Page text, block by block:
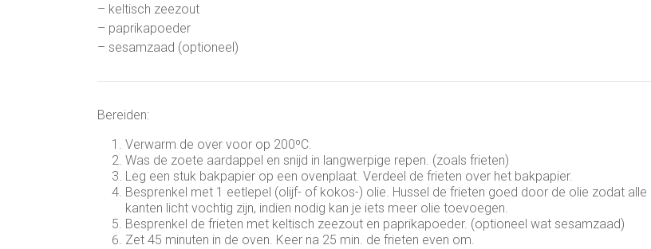
– keltisch zeezout
– paprikapoeder
– sesamzaad (optioneel)
Bereiden:
Verwarm de over voor op 200ºC.
Was de zoete aardappel en snijd in langwerpige repen. (zoals frieten)
Leg een stuk bakpapier op een ovenplaat. Verdeel de frieten over het bakpapier.
Besprenkel met 1 eetlepel (olijf- of kokos-) olie. Hussel de frieten goed door de olie zodat alle
kanten licht vochtig zijn, indien nodig kan je iets meer olie toevoegen.
Besprenkel de frieten met keltisch zeezout en paprikapoeder. (optioneel wat sesamzaad)
Zet 45 minuten in de oven. Keer na 25 min. de frieten even om.